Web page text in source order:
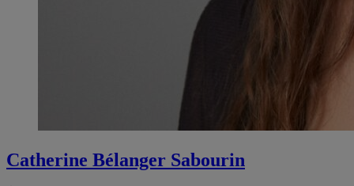
Catherine Bélanger Sabourin